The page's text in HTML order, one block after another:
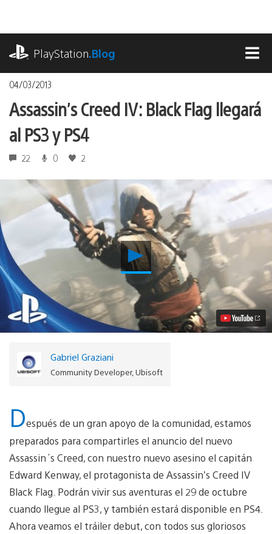
contenido
PlayStation.Blog
04/03/2013
Assassin’s Creed IV: Black Flag llegará
al PS3 y PS4
22 0 2
Reproducir
Assassin’s
Creed
IV:
Black
Flag
llegará
al
Video
Gabriel Graziani
Community Developer, Ubisoft
Después de un gran apoyo de la comunidad, estamos
preparados para compartirles el anuncio del nuevo
Assassin´s Creed, con nuestro nuevo asesino el capitán
Edward Kenway, el protagonista de Assassin’s Creed IV
Black Flag. Podrán vivir sus aventuras el 29 de octubre
cuando llegue al PS3, y también estará disponible en PS4.
Ahora veamos el tráiler debut, con todos sus gloriosos